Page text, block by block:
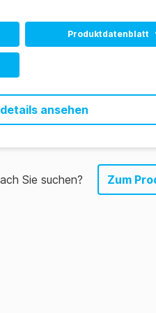
Produktdatenblatt
Französisch
ansehen
Sie suchen? Zum